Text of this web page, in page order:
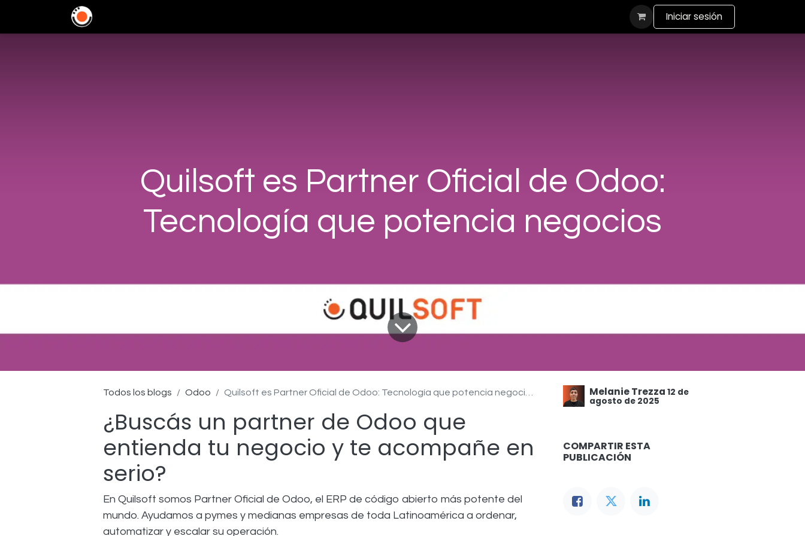
Iniciar sesión
Quilsoft es Partner Oficial de Odoo:
Tecnología que potencia negocios
Todos los blogs Odoo Quilsoft es Partner Oficial de Odoo: Tecnología que potencia negocios
¿Buscás un partner de Odoo que
entienda tu negocio y te acompañe en
serio?
En Quilsoft somos Partner Oficial de Odoo, el ERP de código abierto más potente del
mundo. Ayudamos a pymes y medianas empresas de toda Latinoamérica a ordenar,
automatizar y escalar su operación.
Melanie Trezza 12 de
agosto de 2025
COMPARTIR ESTA
PUBLICACIÓN